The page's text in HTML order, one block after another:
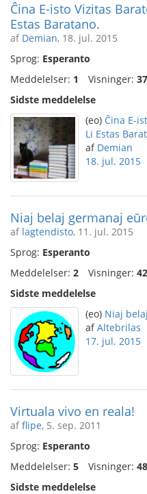
Ĉina E-isto Vizitas
Estas Baratano.
af Demian, 18. jul. 2015
Sprog: Esperanto
Meddelelser: 1 Visninger:
Sidste meddelelse
(eo) Ĉina E-
Li Estas
af Demian
18. jul. 2015
Niaj belaj germanaj
af lagtendisto, 11. jul. 2015
Sprog: Esperanto
Meddelelser: 2 Visninger:
Sidste meddelelse
(eo) Niaj
afAltebrilas
17. jul. 2015
Virtuala vivo en reala!
afflipe, 5. sep. 2011
Sprog: Esperanto
Meddelelser: 5 Visninger:
Sidste meddelelse